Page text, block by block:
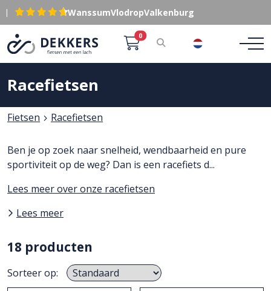
| WanssumVlodropValkenburg
0
Racefietsen
Fietsen Racefietsen
Ben je op zoek naar snelheid, wendbaarheid en pure
sportiviteit op de weg? Dan is een racefiets d...
Lees meer over onze racefietsen
Lees meer
18 producten
Sorteer op: